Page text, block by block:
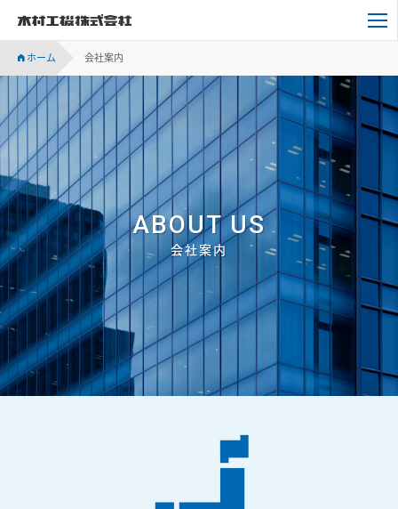
ホーム 会社案内
ABOUT US
会社案内